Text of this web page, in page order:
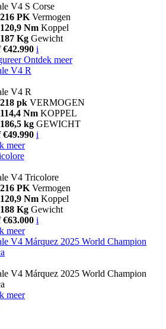
V4 S Corse
216 PK Vermogen
120,9 Nm Koppel
187 Kg Gewicht
i
Ontdek meer
V4 R
V4 R
218 pk VERMOGEN
114,4 Nm KOPPEL
186,5 kg GEWICHT
i
meer
V4 Tricolore
216 PK Vermogen
120,9 Nm Koppel
188 Kg Gewicht
i
meer
V4 Márquez 2025 World Champion
V4 Márquez 2025 World Champion
meer